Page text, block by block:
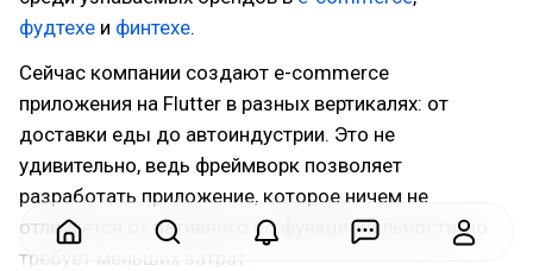
фудтехе и финтехе.
Сейчас компании создают e-commerce
приложения на Flutter в разных вертикалях: от
доставки еды до автоиндустрии. Это не
удивительно, ведь фреймворк позволяет
разработать приложение, которое ничем не
отличается от нативного по функциональности, но
требует меньших затрат.